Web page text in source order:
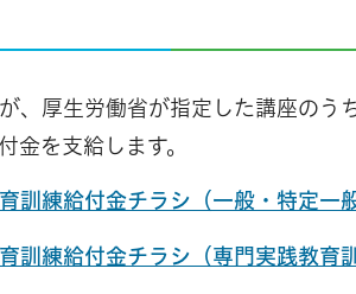
、厚生労働省が指定した講座の
金を支給します。
訓練給付金チラシ（一般・特定一
訓練給付金チラシ（専門実践教育